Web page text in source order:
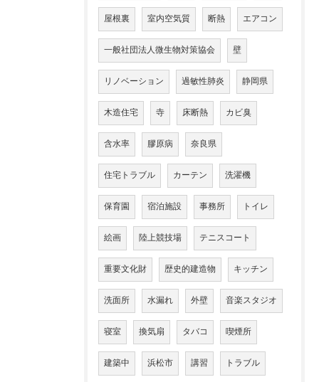
屋根裏 室内空気質 断熱 エアコン
一般社団法人微生物対策協会 壁
リノベーション 過敏性肺炎 静岡県
木造住宅 寺 床断熱 カビ臭
含水率 膠原病 奈良県
住宅トラブル カーテン 洗濯機
保育園 宿泊施設 事務所 トイレ
絵画 陸上競技場 テニスコート
重要文化財 歴史的建造物 キッチン
洗面所 水漏れ 外壁 音楽スタジオ
寝室 換気扇 タバコ 喫煙所
建築中 浜松市 講習 トラブル